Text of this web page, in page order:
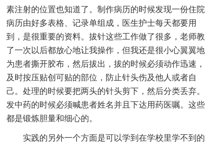
素注射的位置也知道了。制作病历的时候发现一份住院
病历由好多表格、记录单组成，医生护士每天都要用
到，是很重要的资料。拔针这些工作做了很多，老师教
了一次以后都放心地让我操作，但我还是很小心翼翼地
为患者撕开胶布，然后拔出，拔的时候必须动作迅速，
及时按压贴创可贴的部位，防止针头伤及他人或者自
己。处理的时候要把两头的针头剪下，然后分类丢弃。
发中药的时候必须喊患者姓名并且下达用药医嘱。这些
都是锻炼胆量和细心的。
实践的另外一个方面是可以学到在学校里学不到的